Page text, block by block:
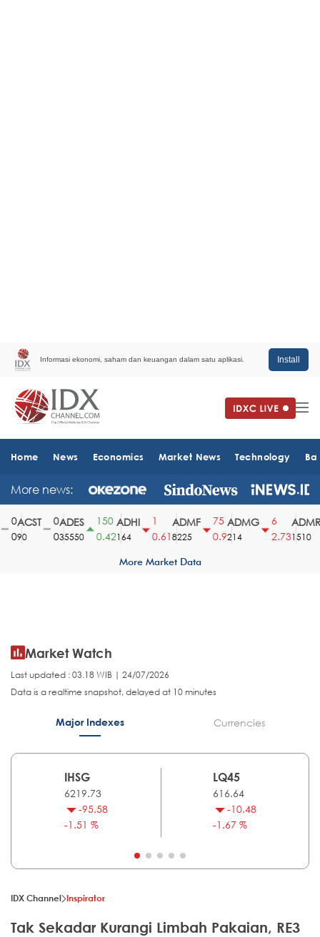
Informasi ekonomi, saham dan keuangan dalam satu aplikasi. Install
Home News Economics Market News Technology
More news:
ACST
90
ADES
35550
150
0.42
ADHI
164
0.61
ADMF
8225
75
0.9
ADMG
214
2.73
ADMR
1510
More Market Data
Market Watch
Last updated : 03.18 WIB | 24/07/2026
Data is a realtime snapshot, delayed at 10 minutes
Major Indexes Currencies
IHSG
6219.73
-95.58
-1.51 %
LQ45
616.64
-10.48
-1.67 %
IDX Channel Inspirator
Tak Sekadar Kurangi Limbah Pakaian, RE3